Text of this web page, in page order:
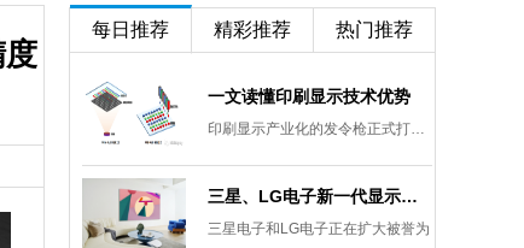
每日推荐 精彩推荐 热门推荐
一文读懂印刷显示技术优势
印刷显示产业化的发令枪正式打响。
三星、LG电子新一代显示发展目标：集中扩大Micro LED 应用产品线
三星电子和LG电子正在扩大被誉为